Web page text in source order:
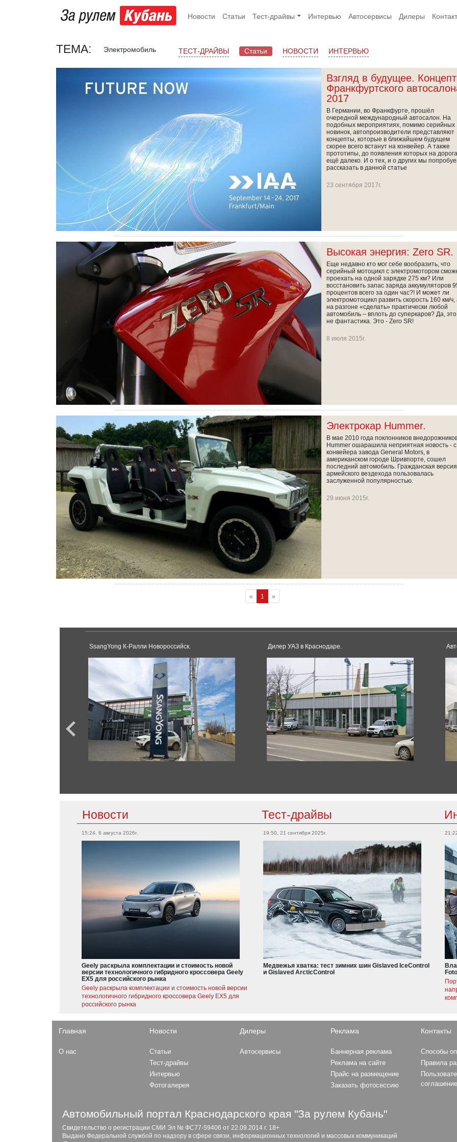
Новости Статьи Тест-драйвы Интервью Автосервисы Дилеры
ТЕМА: Электромобиль ТЕСТ-ДРАЙВЫ Статьи НОВОСТИ ИНТЕРВЬЮ
Взгляд в будущее.
Франкфуртского
2017
В Германии, во Франкфурте, прошёл
очередной международный автосалон. На
подобных мероприятиях, помимо серийных
новинок, автопроизводители представляют
концепты, которые в ближайшем будущем
скорее всего встанут на конвейер. А также
прототипы, до появления которых на
ещё далеко. И о тех, и о других мы
рассказать в данной статье
23 сентября 2017г.
Высокая энергия: Zero SR.
Еще недавно кто мог себе вообразить, что
серийный мотоцикл с электромотором
проехать на одной зарядке 275 км? Или
восстановить запас заряда аккумуляторов
процентов всего за один час?! И может ли
электромотоцикл развить скорость 160 км/ч,
на разгоне «сделать» практически любой
автомобиль – вплоть до суперкаров? Да, это
не фантастика. Это - Zero SR!
8 июля 2015г.
Электрокар Hummer.
В мае 2010 года поклонников
Hummer ошарашила неприятная новость - с
конвейера завода General Motors, в
американском городе Шривпорте, сошел
последний автомобиль. Гражданская версия
армейского вездехода пользовалась
заслуженной популярностью.
29 июня 2015г.
« 1 »
SsangYong К-Ралли Новороссийск. Дилер УАЗ в Краснодаре.
Новости Тест-драйвы
15:24, 6 августа 2026г.
Geely раскрыла комплектации и стоимость новой
версии технологичного гибридного кроссовера Geely
EX5 для российского рынка
Geely раскрыла комплектации и стоимость новой версии
технологичного гибридного кроссовера Geely EX5 для
российского рынка
19:50, 21 сентября 2025г.
Медвежья хватка: тест зимних шин Gislaved IceControl
и Gislaved ArcticControl
Главная
О нас
Новости
Статьи
Тест-драйвы
Интервью
Фотогалерея
Дилеры
Автосервисы
Реклама
Баннерная реклама
Реклама на сайте
Прайс на размещение
Заказать фотосессию
Контакты
Способы
Правила
соглашение
Автомобильный портал Краснодарского края "За рулем Кубань"
Свидетельство о регистрации СМИ Эл № ФС77-59406 от 22.09.2014 г. 18+
Выдано Федеральной службой по надзору в сфере связи, информационных технологий и массовых коммуникаций